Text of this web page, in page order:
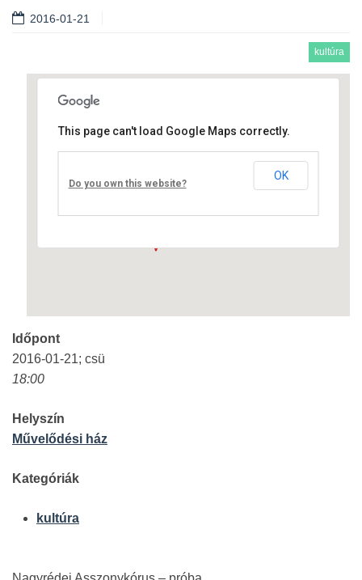
2016-01-21
kultúra
Művelődési ház
Fő út 8 - Nagyréde
This page can't load Google Maps correctly.
Do you own this website?
OK
Időpont
2016-01-21; csü
18:00
Helyszín
Művelődési ház
Kategóriák
kultúra